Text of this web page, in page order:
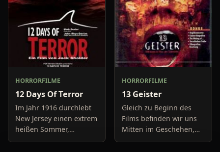
HORRORFILME
12 Days Of Terror
Im Jahr 1916 durchlebt
New Jersey einen extrem
heißen Sommer,
während in Europa der
HORRORFILME
13 Geister
Gleich zu Beginn des
Films befinden wir uns
Mitten im Geschehen,
eine Gruppe von Leuten